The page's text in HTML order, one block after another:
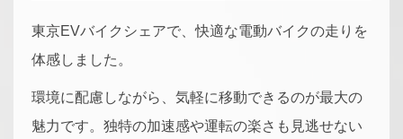
東京EVバイクシェアで、快適な電動バイクの走りを
体感しました。
環境に配慮しながら、気軽に移動できるのが最大の
魅力です。独特の加速感や運転の楽さも見逃せない